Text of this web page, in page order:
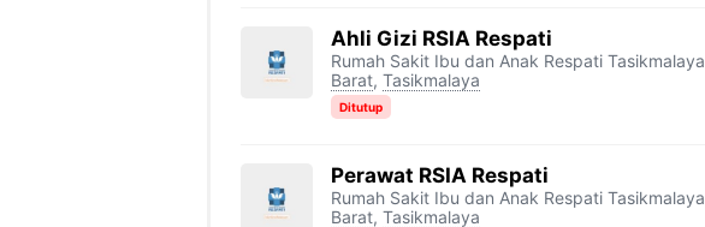
Ahli Gizi RSIA Respati
Rumah Sakit Ibu dan Anak Respati Tasikmalaya
Barat, Tasikmalaya
Ditutup
Perawat RSIA Respati
Rumah Sakit Ibu dan Anak Respati Tasikmalaya
Barat, Tasikmalaya